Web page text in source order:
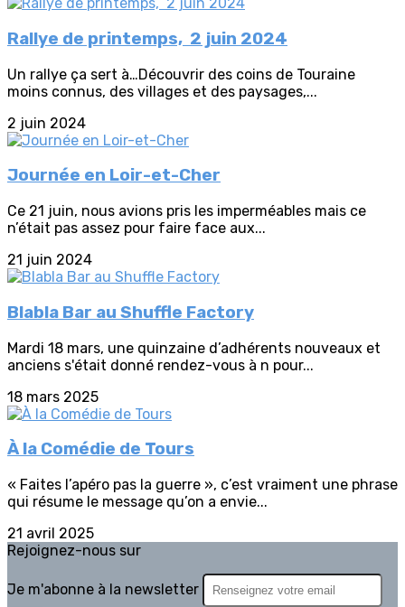
Rallye de printemps, 2 juin 2024
Un rallye ça sert à…Découvrir des coins de Touraine
moins connus, des villages et des paysages,...
2 juin 2024
Journée en Loir-et-Cher
Ce 21 juin, nous avions pris les imperméables mais ce
n’était pas assez pour faire face aux...
21 juin 2024
Blabla Bar au Shuffle Factory
Mardi 18 mars, une quinzaine d’adhérents nouveaux et
anciens s'était donné rendez-vous à n pour...
18 mars 2025
À la Comédie de Tours
« Faites l’apéro pas la guerre », c’est vraiment une phrase
qui résume le message qu’on a envie...
21 avril 2025
Rejoignez-nous sur
Je m'abonne à la newsletter